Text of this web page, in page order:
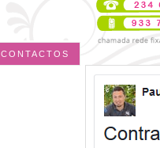
CONTACTOS